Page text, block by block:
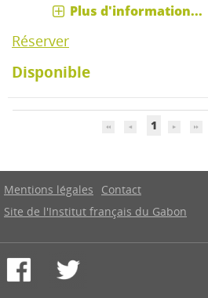
Plus d'information...
Réserver
Disponible
1
Mentions légales
Contact
Site de l'Institut français du Gabon